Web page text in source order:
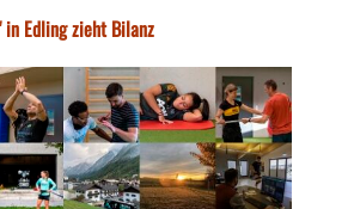
in Edling zieht Bilanz